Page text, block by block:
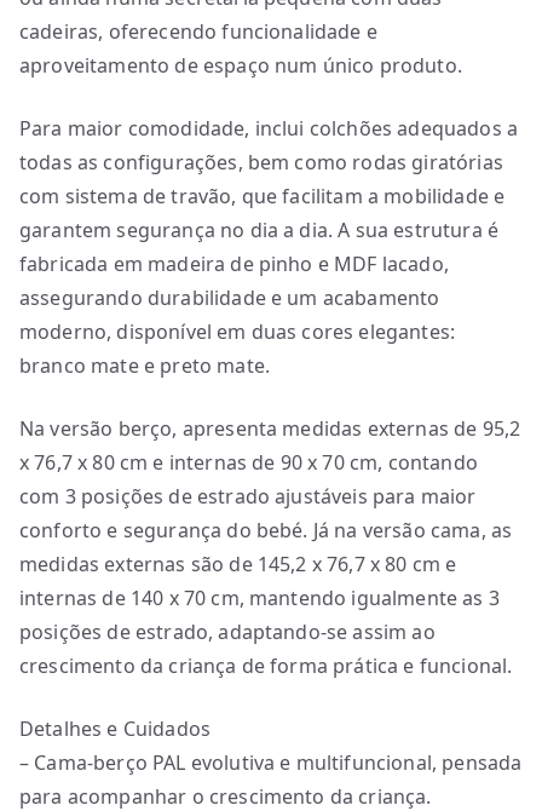
cadeiras, oferecendo funcionalidade e
aproveitamento de espaço num único produto.
Para maior comodidade, inclui colchões adequados a
todas as configurações, bem como rodas giratórias
com sistema de travão, que facilitam a mobilidade e
garantem segurança no dia a dia. A sua estrutura é
fabricada em madeira de pinho e MDF lacado,
assegurando durabilidade e um acabamento
moderno, disponível em duas cores elegantes:
branco mate e preto mate.
Na versão berço, apresenta medidas externas de 95,2
x 76,7 x 80 cm e internas de 90 x 70 cm, contando
com 3 posições de estrado ajustáveis para maior
conforto e segurança do bebé. Já na versão cama, as
medidas externas são de 145,2 x 76,7 x 80 cm e
internas de 140 x 70 cm, mantendo igualmente as 3
posições de estrado, adaptando-se assim ao
crescimento da criança de forma prática e funcional.
Detalhes e Cuidados
– Cama-berço PAL evolutiva e multifuncional, pensada
para acompanhar o crescimento da criança.